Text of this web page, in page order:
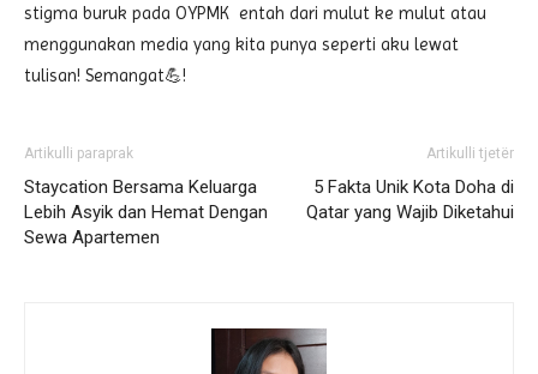
stigma buruk pada OYPMK entah dari mulut ke mulut atau
menggunakan media yang kita punya seperti aku lewat
tulisan! Semangat💪!
Artikulli paraprak
Staycation Bersama Keluarga
Lebih Asyik dan Hemat Dengan
Sewa Apartemen
Artikulli tjetër
5 Fakta Unik Kota Doha di
Qatar yang Wajib Diketahui